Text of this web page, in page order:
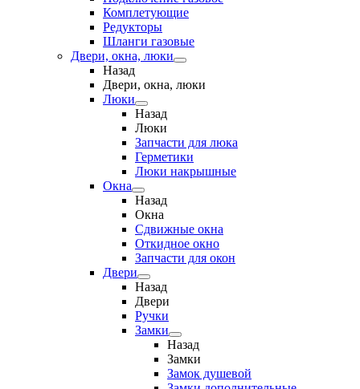
Комплетующие
Редукторы
Шланги газовые
Двери, окна, люки
Назад
Двери, окна, люки
Люки
Назад
Люки
Запчасти для люка
Герметики
Люки накрышные
Окна
Назад
Окна
Сдвижные окна
Откидное окно
Запчасти для окон
Двери
Назад
Двери
Ручки
Замки
Назад
Замки
Замок душевой